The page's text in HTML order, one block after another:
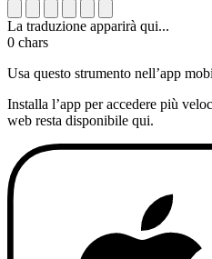
La traduzione apparirà qui...
0 chars
Usa questo strumento nell’app
Installa l’app per accedere più
web resta disponibile qui.